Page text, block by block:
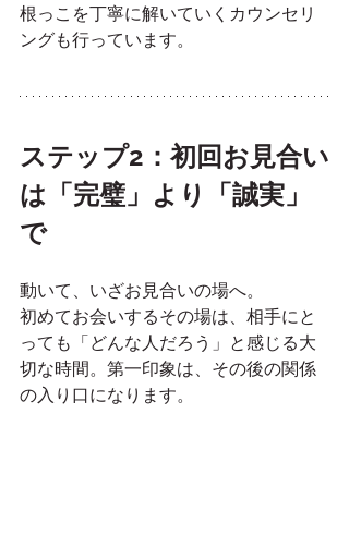
根っこを丁寧に解いていくカウンセリ
ングも行っています。
ステップ2：初回お見合い
は「完璧」より「誠実」
で
動いて、いざお見合いの場へ。
初めてお会いするその場は、相手にと
っても「どんな人だろう」と感じる大
切な時間。第一印象は、その後の関係
の入り口になります。